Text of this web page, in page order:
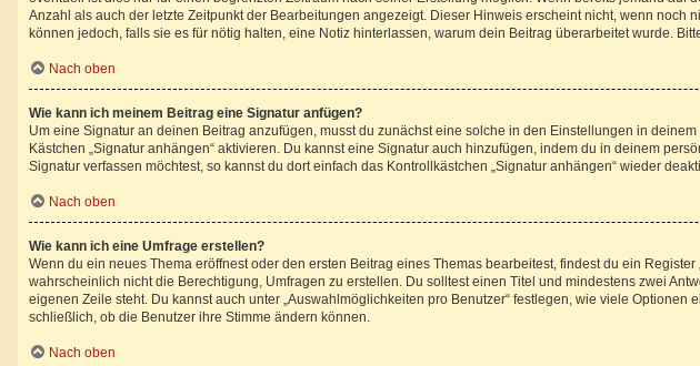
Anzahl als auch der letzte Zeitpunkt der Bearbeitungen angezeigt. Dieser Hinweis erscheint nicht, wenn
können jedoch, falls sie es für nötig halten, eine Notiz hinterlassen, warum dein Beitrag überarbeitet wurde.
Nach oben
Wie kann ich meinem Beitrag eine Signatur anfügen?
Um eine Signatur an deinen Beitrag anzufügen, musst du zunächst eine solche in den Einstellungen in
Kästchen „Signatur anhängen“ aktivieren. Du kannst eine Signatur auch hinzufügen, indem du in deinem
Signatur verfassen möchtest, so kannst du dort einfach das Kontrollkästchen „Signatur anhängen“ wieder
Nach oben
Wie kann ich eine Umfrage erstellen?
Wenn du ein neues Thema eröffnest oder den ersten Beitrag eines Themas bearbeitest, findest du ein
wahrscheinlich nicht die Berechtigung, Umfragen zu erstellen. Du solltest einen Titel und mindestens zwei
eigenen Zeile steht. Du kannst auch unter „Auswahlmöglichkeiten pro Benutzer“ festlegen, wie viele
schließlich, ob die Benutzer ihre Stimme ändern können.
Nach oben